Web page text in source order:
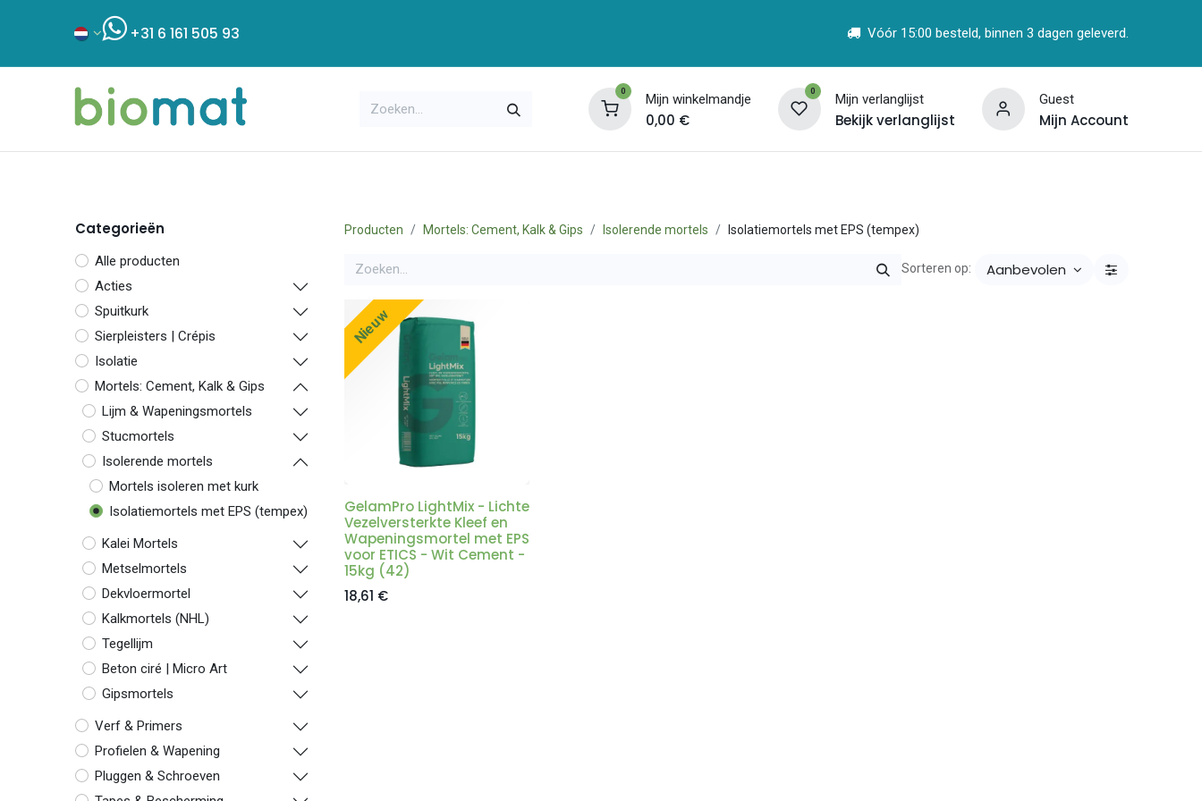
+31 6 161 505 93 Vóór 15:00 besteld, binnen 3 dagen geleverd.
0 Mijn winkelmandje
0,00 €
0 Mijn verlanglijst
Bekijk verlanglijst
Guest
Mijn Account
Categorieën
Alle producten
Acties
Spuitkurk
Sierpleisters | Crépis
Isolatie
Mortels: Cement, Kalk & Gips
Lijm & Wapeningsmortels
Stucmortels
Isolerende mortels
Mortels isoleren met kurk
Isolatiemortels met EPS (tempex)
Kalei Mortels
Metselmortels
Dekvloermortel
Kalkmortels (NHL)
Tegellijm
Beton ciré | Micro Art
Gipsmortels
Verf & Primers
Profielen & Wapening
Pluggen & Schroeven
Producten Mortels: Cement, Kalk & Gips Isolerende mortels Isolatiemortels met EPS (tempex)
Sorteren op: Aanbevolen
Nieuw
GelamPro LightMix - Lichte
Vezelversterkte Kleef en
Wapeningsmortel met EPS
voor ETICS - Wit Cement -
15kg (42)
18,61 €